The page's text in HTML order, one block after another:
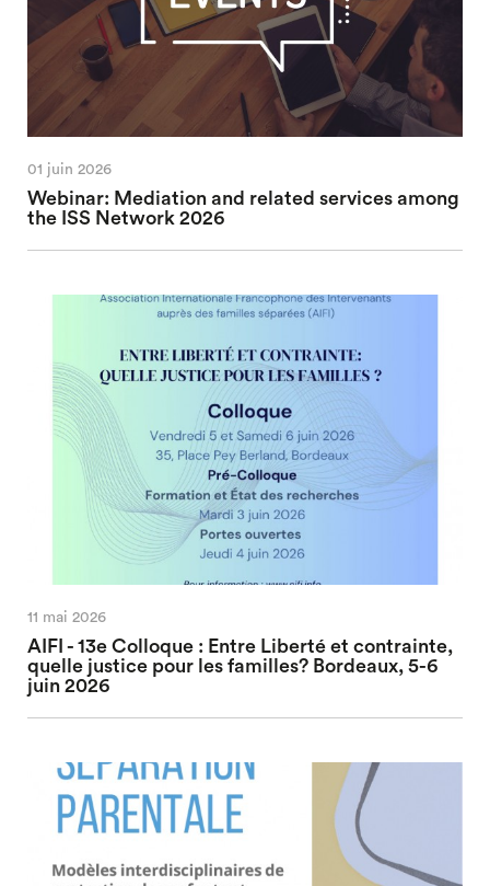
01 juin 2026
Webinar: Mediation and related services among
the ISS Network 2026
11 mai 2026
AIFI - 13e Colloque : Entre Liberté et contrainte,
quelle justice pour les familles? Bordeaux, 5-6
juin 2026